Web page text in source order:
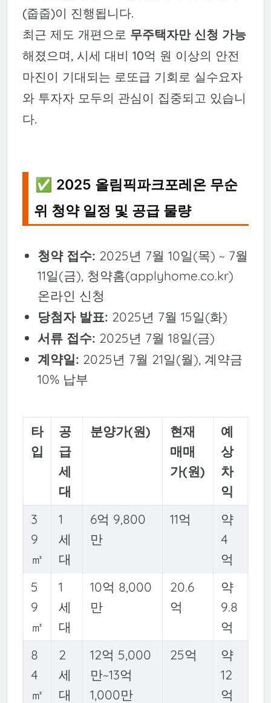
(줍줍)이 진행됩니다.
최근 제도 개편으로 무주택자만 신청 가능
해졌으며, 시세 대비 10억 원 이상의 안전
마진이 기대되는 로또급 기회로 실수요자
와 투자자 모두의 관심이 집중되고 있습니
다.
✅ 2025 올림픽파크포레온 무순
위 청약 일정 및 공급 물량
청약 접수: 2025년 7월 10일(목) ~ 7월
11일(금), 청약홈(applyhome.co.kr)
온라인 신청
당첨자 발표: 2025년 7월 15일(화)
서류 접수: 2025년 7월 18일(금)
계약일: 2025년 7월 21일(월), 계약금
10% 납부
타
입
공
급
세
대
분양가(원)
현재
매매
가(원)
예
상
차
익
3
9
㎡
1
세
대
6억 9,800
만
11억
약
4
억
5
9
㎡
1
세
대
10억 8,000
만
20.6
억
약
9.8
억
8
4
㎡
2
세
대
12억 5,000
만~13억
1,000만
25억
약
12
억